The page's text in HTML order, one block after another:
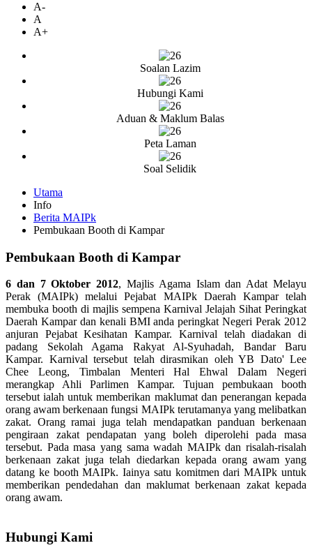
A-
A
A+
Soalan Lazim
Hubungi Kami
Aduan & Maklum Balas
Peta Laman
Soal Selidik
Utama
Info
Berita MAIPk
Pembukaan Booth di Kampar
Pembukaan Booth di Kampar
6 dan 7 Oktober 2012, Majlis Agama Islam dan Adat Melayu
Perak (MAIPk) melalui Pejabat MAIPk Daerah Kampar telah
membuka booth di majlis sempena Karnival Jelajah Sihat Peringkat
Daerah Kampar dan kenali BMI anda peringkat Negeri Perak 2012
anjuran Pejabat Kesihatan Kampar. Karnival telah diadakan di
padang Sekolah Agama Rakyat Al-Syuhadah, Bandar Baru
Kampar. Karnival tersebut telah dirasmikan oleh YB Dato' Lee
Chee Leong, Timbalan Menteri Hal Ehwal Dalam Negeri
merangkap Ahli Parlimen Kampar. Tujuan pembukaan booth
tersebut ialah untuk memberikan maklumat dan penerangan kepada
orang awam berkenaan fungsi MAIPk terutamanya yang melibatkan
zakat. Orang ramai juga telah mendapatkan panduan berkenaan
pengiraan zakat pendapatan yang boleh diperolehi pada masa
tersebut. Pada masa yang sama wadah MAIPk dan risalah-risalah
berkenaan zakat juga telah diedarkan kepada orang awam yang
datang ke booth MAIPk. Iainya satu komitmen dari MAIPk untuk
memberikan pendedahan dan maklumat berkenaan zakat kepada
orang awam.
Hubungi Kami